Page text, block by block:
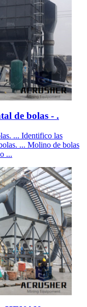
de bolas - .
... Identifico las
... Molino de bolas
...